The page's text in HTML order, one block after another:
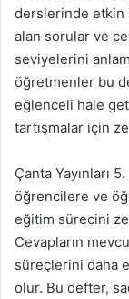
derslerinde etkin
alan sorular ve
seviyelerini
öğretmenler bu
eğlenceli hale
tartışmalar için
Çanta Yayınları
öğrencilere ve
eğitim sürecini
Cevapların
süreçlerini daha
olur. Bu defter,